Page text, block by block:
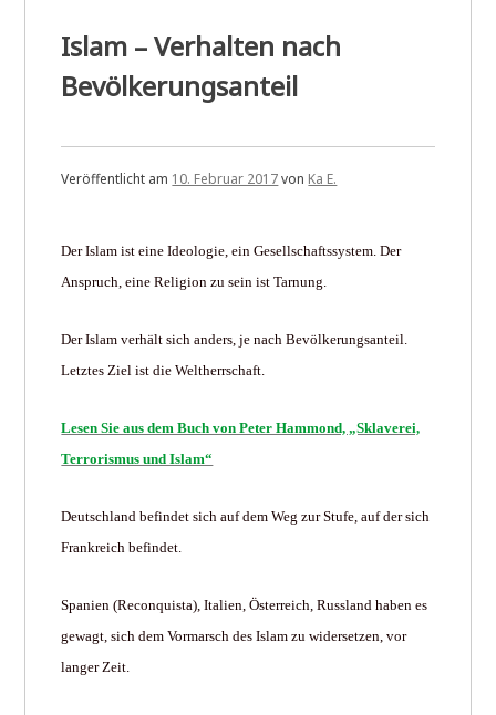
Islam – Verhalten nach
Bevölkerungsanteil
Veröffentlicht am 10. Februar 2017von Ka E.
Der Islam ist eine Ideologie, ein Gesellschaftssystem. Der
Anspruch, eine Religion zu sein ist Tarnung.
Der Islam verhält sich anders, je nach Bevölkerungsanteil.
Letztes Ziel ist die Weltherrschaft.
Lesen Sie aus dem Buch von Peter Hammond, „Sklaverei,
Terrorismus und Islam“
Deutschland befindet sich auf dem Weg zur Stufe, auf der sich
Frankreich befindet.
Spanien (Reconquista), Italien, Österreich, Russland haben es
gewagt, sich dem Vormarsch des Islam zu widersetzen, vor
langer Zeit.